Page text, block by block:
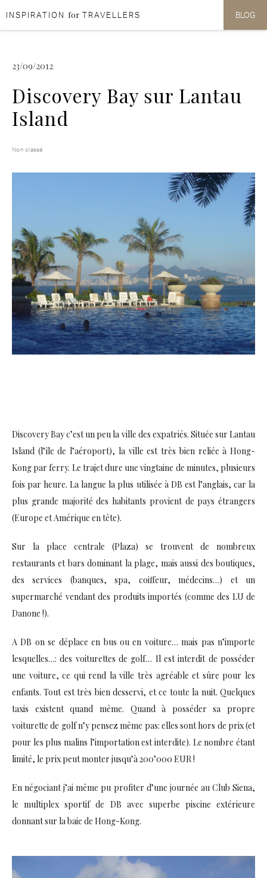
Aller au contenu
Aller au menu
INSPIRATION for TRAVELLERS BLOG
23/09/2012
Discovery Bay sur Lantau
Island
Non classé
Discovery Bay c’est un peu la ville des expatriés. Située sur Lantau
Island (l’île de l’aéroport), la ville est très bien reliée à Hong-
Kong par ferry. Le trajet dure une vingtaine de minutes, plusieurs
fois par heure. La langue la plus utilisée à DB est l’anglais, car la
plus grande majorité des habitants provient de pays étrangers
(Europe et Amérique en tête).
Sur la place centrale (Plaza) se trouvent de nombreux
restaurants et bars dominant la plage, mais aussi des boutiques,
des services (banques, spa, coiffeur, médecins…) et un
supermarché vendant des produits importés (comme des LU de
Danone !).
A DB on se déplace en bus ou en voiture… mais pas n’importe
lesquelles…: des voiturettes de golf… Il est interdit de posséder
une voiture, ce qui rend la ville très agréable et sûre pour les
enfants. Tout est très bien desservi, et ce toute la nuit. Quelques
taxis existent quand même. Quand à posséder sa propre
voiturette de golf n’y pensez même pas: elles sont hors de prix (et
pour les plus malins l’importation est interdite). Le nombre étant
limité, le prix peut monter jusqu’à 200’000 EUR !
En négociant j’ai même pu profiter d’une journée au Club Siena,
le multiplex sportif de DB avec superbe piscine extérieure
donnant sur la baie de Hong-Kong.